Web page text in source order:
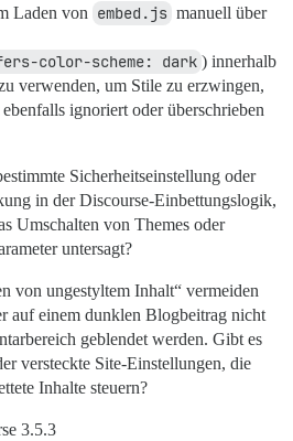
Laden von embed.js manuell über
color-scheme: dark ) innerhalb
verwenden, um Stile zu erzwingen,
ignoriert oder überschrieben
Sicherheitseinstellung oder
in der Discourse-Einbettungslogik,
Umschalten von Themes oder
untersagt?
von ungestyltem Inhalt“ vermeiden
auf einem dunklen Blogbeitrag nicht
geblendet werden. Gibt es
versteckte Site-Einstellungen, die
Inhalte steuern?
3.5.3